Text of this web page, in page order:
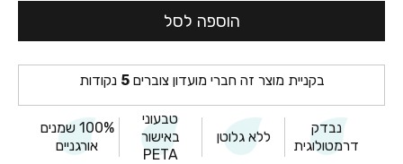
הוספה לסל
בקניית מוצר זה חברי מועדון צוברים5 נקודות
נבדק
דרמטולוגית
ללא גלוטן
טבעוני
באישור
PETA
100% שמנים
אורגניים